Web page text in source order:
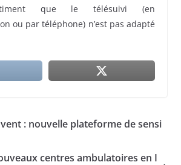
que le télésuivi (en
ou par téléphone) n’est pas adapté
: nouvelle plateforme de sensi
centres ambulatoires en I